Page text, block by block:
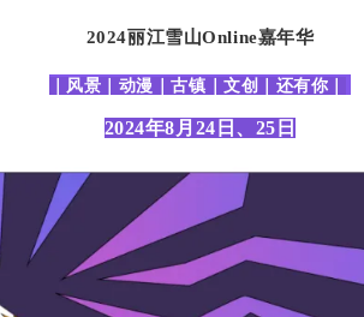
2024丽江雪山Online嘉年华
｜风景｜动漫｜古镇｜文创｜还有你｜
2024年8月24日、25日